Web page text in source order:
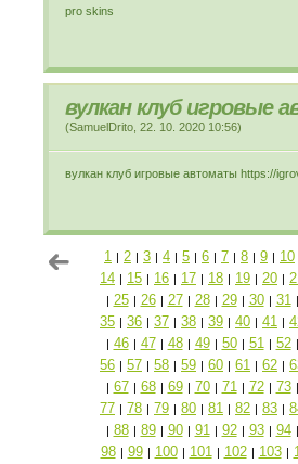
pro skins
вулкан клуб игровые
(SamuelDrito 22. 10. 2020 10:56)
вулкан клуб игровые автоматы https://
1 | 2 | 3 | 4 | 5 | 6 | 7 | 8 | 9 | 10
14 | 15 | 16 | 17 | 18 | 19 | 20 |
| 25 | 26 | 27 | 28 | 29 | 30 | 31 |
35 | 36 | 37 | 38 | 39 | 40 | 41 |
| 46 | 47 | 48 | 49 | 50 | 51 | 52 |
56 | 57 | 58 | 59 | 60 | 61 | 62 |
| 67 | 68 | 69 | 70 | 71 | 72 | 73 |
77 | 78 | 79 | 80 | 81 | 82 | 83 |
| 88 | 89 | 90 | 91 | 92 | 93 | 94 |
98 | 99 | 100 | 101 | 102 | 103 |